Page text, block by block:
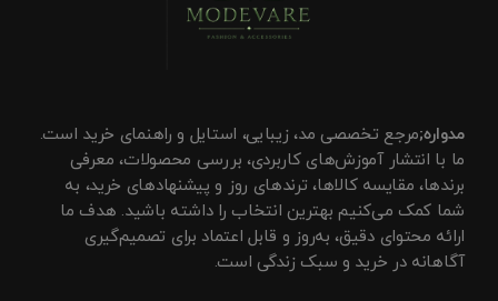
مدواره;مرجع تخصصی مد، زیبایی، استایل و راهنمای خرید است.
ما با انتشار آموزش‌های کاربردی، بررسی محصولات، معرفی
برندها، مقایسه کالاها، ترندهای روز و پیشنهادهای خرید، به
شما کمک می‌کنیم بهترین انتخاب را داشته باشید. هدف ما
ارائه محتوای دقیق، به‌روز و قابل اعتماد برای تصمیم‌گیری
آگاهانه در خرید و سبک زندگی است.